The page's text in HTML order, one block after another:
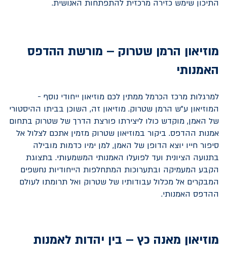
התיכון שימש כזירה מרכזית להתפתחות האנושית.
מוזיאון הרמן שטרוק – מורשת ההדפס
האמנותי
למרגלות מרכז הכרמל ממתין לכם מוזיאון ייחודי נוסף -
המוזיאון ע"ש הרמן שטרוק. מוזיאון זה, השוכן בביתו ההיסטורי
של האמן, מוקדש כולו ליצירתו פורצת הדרך של שטרוק בתחום
אמנות ההדפס. ביקור במוזיאון שטרוק מזמין אתכם לצלול אל
סיפור חייו יוצא הדופן של האמן, למן ימיו כדמות מובילה
בתנועה הציונית ועד לפועלו האמנותי המשמעותי. בתצוגת
הקבע המעמיקה ובתערוכות המתחלפות הייחודיות נחשפים
המבקרים אל מכלול עבודותיו של שטרוק ואל תרומתו לעולם
ההדפס האמנותי.
מוזיאון מאנה כץ – בין יהדות לאמנות